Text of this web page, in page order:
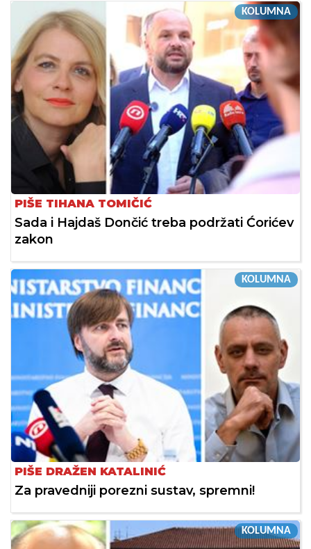
KOLUMNA
PIŠE TIHANA TOMIČIĆ
Sada i Hajdaš Dončić treba podržati Ćorićev
zakon
KOLUMNA
PIŠE DRAŽEN KATALINIĆ
Za pravedniji porezni sustav, spremni!
KOLUMNA